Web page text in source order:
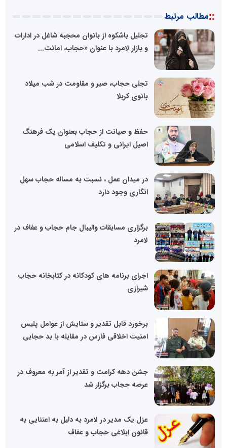
::مطالب مرتبط
تجلیل باشکوه از بانوان محجبه شاغل در ادارات
و بازار لامرد با عنوان «حجاب، امانت...
تجلی حجاب، صبر و مقاومت در شب میلاد
بانوی کربلا
حفظ و صیانت از حجاب بعنوان یک فرهنگ
اصیل ایرانی و تکلیف اسلامی
در میدان عمل ، نسبت به مساله حجاب سهل
انگاری وجود دارد
برگزاری مسابقات والیبال جام حجاب و عفاف در
لامرد
اجرای برنامه های کودکانه در کتابخانه حجاب
شیرازی
برخورد قابل تقدیر و ستایش از عوامل پلیس
امنیت اخلاقی فارس در مقابله با بد حجابی
جشن دهه کرامت و تقدیر از آمر به معروف در
عرصه حجاب برگزار شد
عزل یک مدیر در لامرد به دلیل به اعتنایی به
قانون ابلاغی حجاب و عفاف